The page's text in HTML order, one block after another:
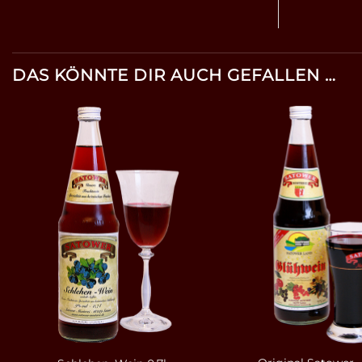
DAS KÖNNTE DIR AUCH GEFALLEN …